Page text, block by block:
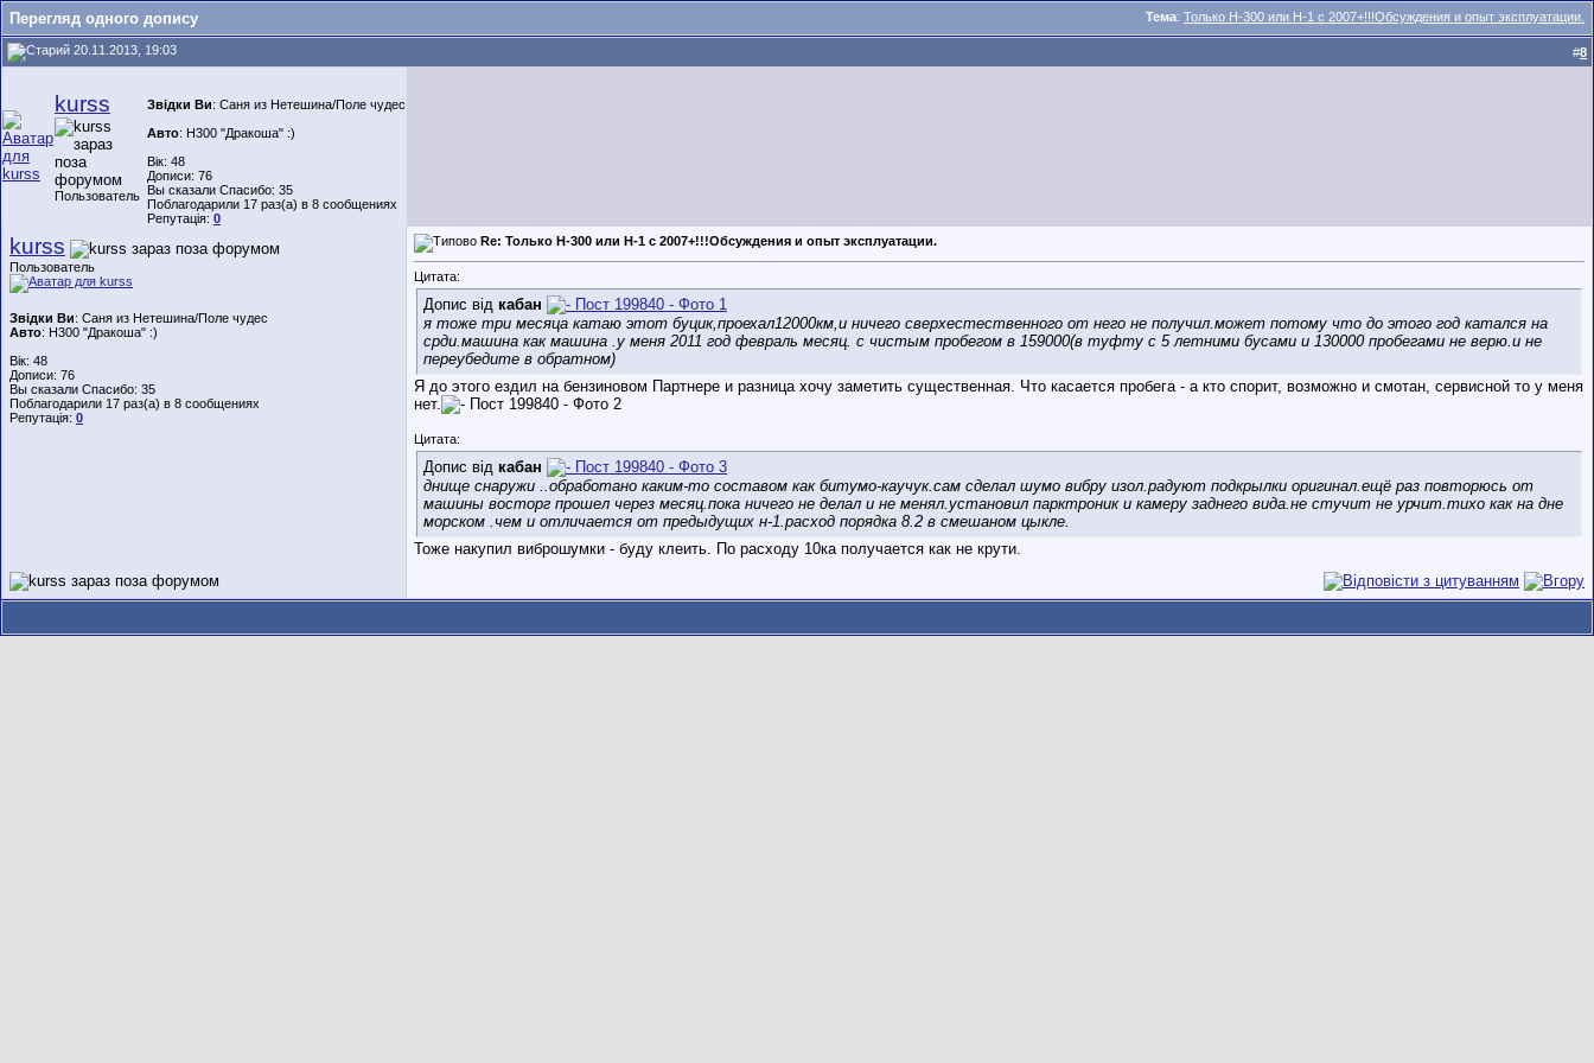
Тема: Только Н-300 или Н-1 с 2007+!!!Обсуждения и опыт эксплуатации.
Перегляд одного допису
20.11.2013, 19:03 #8
kurss
Пользователь
Звідки Ви: Саня из Нетешина/Поле чудес
Авто: H300 "Дракоша" :)
Вік: 48
Дописи: 76
Вы сказали Спасибо: 35
Поблагодарили 17 раз(а) в 8 сообщениях
Репутація: 0
kurss
Пользователь
Звідки Ви: Саня из Нетешина/Поле чудес
Авто: H300 "Дракоша" :)
Вік: 48
Дописи: 76
Вы сказали Спасибо: 35
Поблагодарили 17 раз(а) в 8 сообщениях
Репутація: 0
Re: Только Н-300 или Н-1 с 2007+!!!Обсуждения и опыт эксплуатации.
Цитата:
Допис від кабан
я тоже три месяца катаю этот буцик,проехал12000км,и ничего сверхестественного от него не получил.может потому что до этого год катался на
срди.машина как машина .у меня 2011 год февраль месяц. с чистым пробегом в 159000(в туфту с 5 летними бусами и 130000 пробегами не верю.и не
переубедите в обратном)
Я до этого ездил на бензиновом Партнере и разница хочу заметить существенная. Что касается пробега - а кто спорит, возможно и смотан, сервисной то у меня
нет.
Цитата:
Допис від кабан
днище снаружи ..обработано каким-то составом как битумо-каучук.сам сделал шумо вибру изол.радуют подкрылки оригинал.ещё раз повторюсь от
машины восторг прошел через месяц.пока ничего не делал и не менял.установил парктроник и камеру заднего вида.не стучит не урчит.тихо как на дне
морском .чем и отличается от предыдущих н-1.расход порядка 8.2 в смешаном цыкле.
Тоже накупил виброшумки - буду клеить. По расходу 10ка получается как не крути.